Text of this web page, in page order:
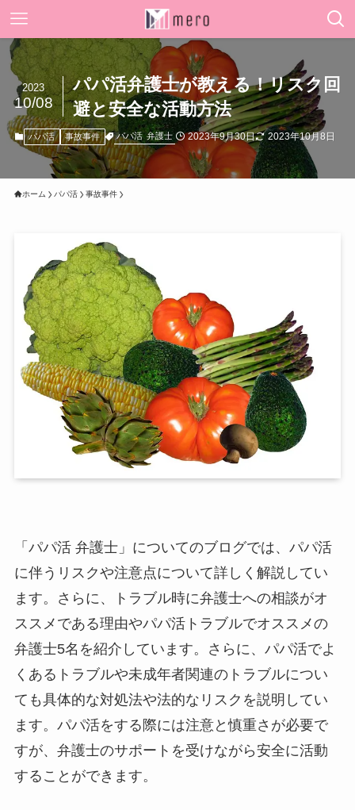
パパ活弁護士が教える！リスク回
避と安全な活動方法
2023
10/08
パパ活 事故事件 パパ活 弁護士 2023年9月30日 2023年10月8日
ホーム パパ活 事故事件
「パパ活 弁護士」についてのブログでは、パパ活
に伴うリスクや注意点について詳しく解説してい
ます。さらに、トラブル時に弁護士への相談がオ
ススメである理由やパパ活トラブルでオススメの
弁護士5名を紹介しています。さらに、パパ活でよ
くあるトラブルや未成年者関連のトラブルについ
ても具体的な対処法や法的なリスクを説明してい
ます。パパ活をする際には注意と慎重さが必要で
すが、弁護士のサポートを受けながら安全に活動
することができます。